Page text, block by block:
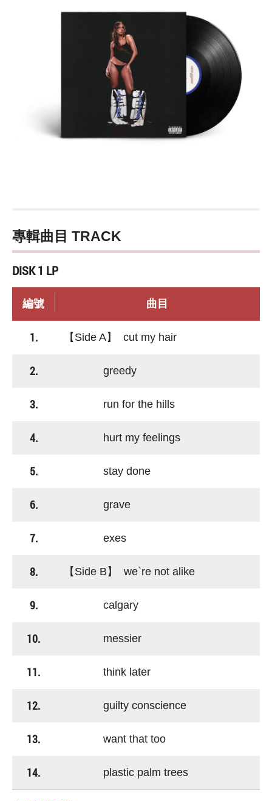
專輯曲目 TRACK
DISK 1 LP
編號 曲目
1. 【Side A】 cut my hair
2. greedy
3. run for the hills
4. hurt my feelings
5. stay done
6. grave
7. exes
8. 【Side B】 we`re not alike
9. calgary
10. messier
11. think later
12. guilty conscience
13. want that too
14. plastic palm trees